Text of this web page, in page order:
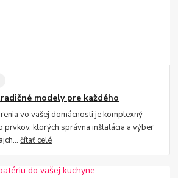
modely pre každého
vo vašej domácnosti je komplexný
prvkov, ktorých správna inštalácia a výber
čítať celé